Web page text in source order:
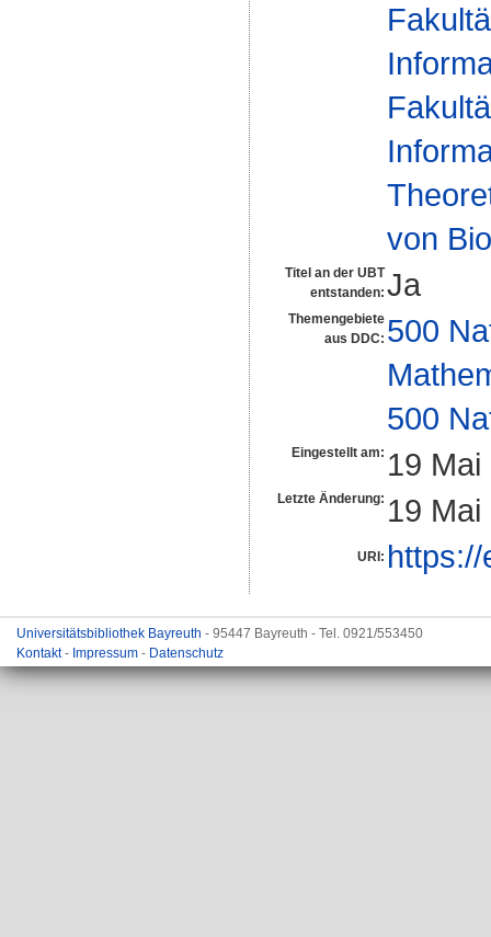
von
Titel an der UBT
entstanden: Ja
Themengebiete
aus DDC: 500
500
Eingestellt am: 19
Letzte Änderung: 19
URI:
Universitätsbibliothek Bayreuth - 95447 Bayreuth - Tel. 0921/553450
Kontakt- Impressum - Datenschutz